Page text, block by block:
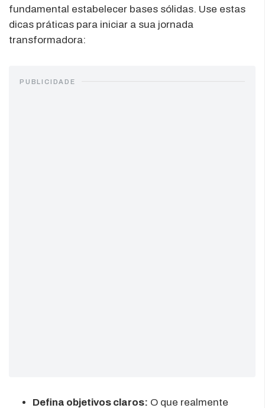
fundamental estabelecer bases sólidas. Use estas
dicas práticas para iniciar a sua jornada
transformadora:
PUBLICIDADE
Defina objetivos claros: O que realmente